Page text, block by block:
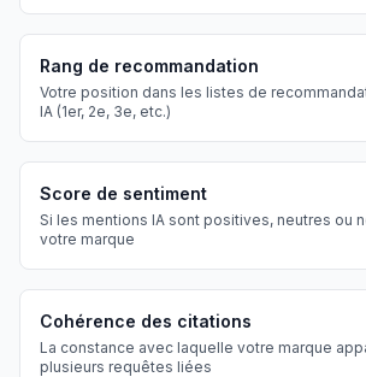
Rang de recommandation
Votre position dans les listes de
IA (1er, 2e, 3e, etc.)
Score de sentiment
Si les mentions IA sont positives, neutres ou
votre marque
Cohérence des citations
La constance avec laquelle votre marque
plusieurs requêtes liées